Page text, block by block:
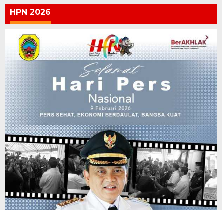
HPN 2026